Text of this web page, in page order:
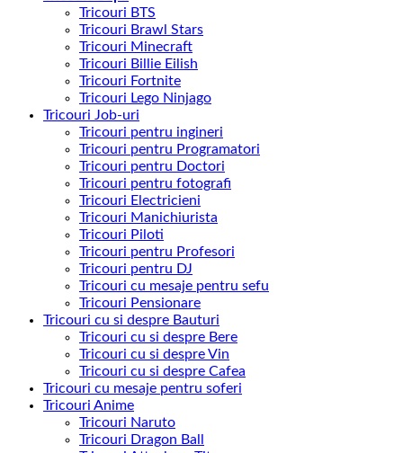
Tricouri BTS
Tricouri Brawl Stars
Tricouri Minecraft
Tricouri Billie Eilish
Tricouri Fortnite
Tricouri Lego Ninjago
Tricouri Job-uri
Tricouri pentru ingineri
Tricouri pentru Programatori
Tricouri pentru Doctori
Tricouri pentru fotografi
Tricouri Electricieni
Tricouri Manichiurista
Tricouri Piloti
Tricouri pentru Profesori
Tricouri pentru DJ
Tricouri cu mesaje pentru sefu
Tricouri Pensionare
Tricouri cu si despre Bauturi
Tricouri cu si despre Bere
Tricouri cu si despre Vin
Tricouri cu si despre Cafea
Tricouri cu mesaje pentru soferi
Tricouri Anime
Tricouri Naruto
Tricouri Dragon Ball